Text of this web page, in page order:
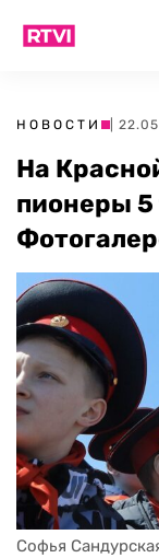
НОВОСТИ |
На
пионеры 5
Софья